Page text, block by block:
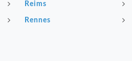
Reims
Rennes